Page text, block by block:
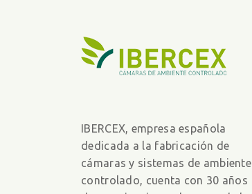
IBERCEX, empresa española
dedicada a la fabricación de
cámaras y sistemas de ambiente
controlado, cuenta con 30 años